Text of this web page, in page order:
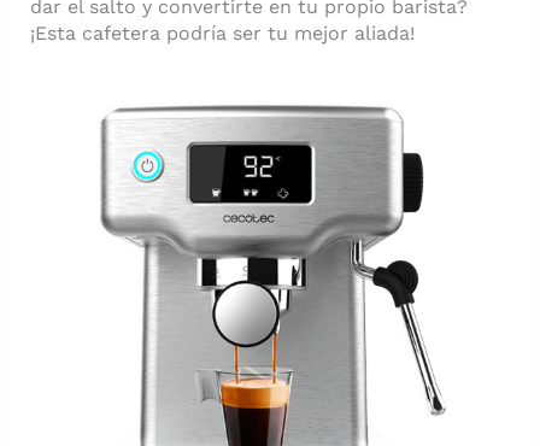
dar el salto y convertirte en tu propio barista?
¡Esta cafetera podría ser tu mejor aliada!